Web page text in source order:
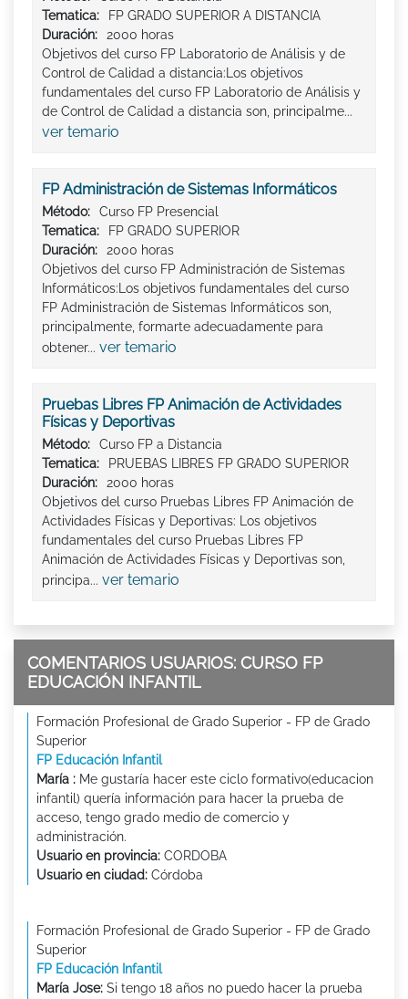
Tematica:
FP GRADO SUPERIOR A DISTANCIA
Duración:
2000 horas
Objetivos del curso FP Laboratorio de Análisis y de
Control de Calidad a distancia:Los objetivos
fundamentales del curso FP Laboratorio de Análisis y
de Control de Calidad a distancia son, principalme...
ver temario
FP Administración de Sistemas Informáticos
Método:
Curso FP Presencial
Tematica:
FP GRADO SUPERIOR
Duración:
2000 horas
Objetivos del curso FP Administración de Sistemas
Informáticos:Los objetivos fundamentales del curso
FP Administración de Sistemas Informáticos son,
principalmente, formarte adecuadamente para
obtener... ver temario
Pruebas Libres FP Animación de Actividades
Físicas y Deportivas
Método:
Curso FP a Distancia
Tematica:
PRUEBAS LIBRES FP GRADO SUPERIOR
Duración:
2000 horas
Objetivos del curso Pruebas Libres FP Animación de
Actividades Físicas y Deportivas: Los objetivos
fundamentales del curso Pruebas Libres FP
Animación de Actividades Físicas y Deportivas son,
principa... ver temario
COMENTARIOS USUARIOS: CURSO FP
EDUCACIÓN INFANTIL
Formación Profesional de Grado Superior - FP de Grado
Superior
FP Educación Infantil
María : Me gustaría hacer este ciclo formativo(educacion
infantil) quería información para hacer la prueba de
acceso, tengo grado medio de comercio y
administración.
Usuario en provincia: CORDOBA
Usuario en ciudad: Córdoba
Formación Profesional de Grado Superior - FP de Grado
Superior
FP Educación Infantil
María Jose: Si tengo 18 años no puedo hacer la prueba